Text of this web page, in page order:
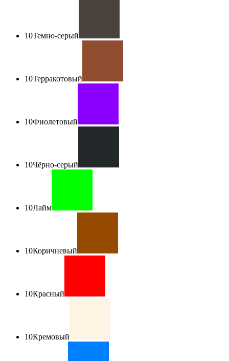
10Темно-серый
10Терракотовый
10Фиолетовый
10Чёрно-серый
10Лайм
10Коричневый
10Красный
10Кремовый